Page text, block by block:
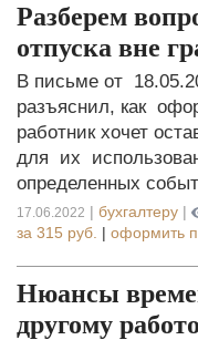
Разберем
отпуска вне
В письме от
разъяснил, как
работник хочет
для их
определенных
17.06.2022 | бухгалтеру |
за 315 руб. | оформить
Нюансы
другому